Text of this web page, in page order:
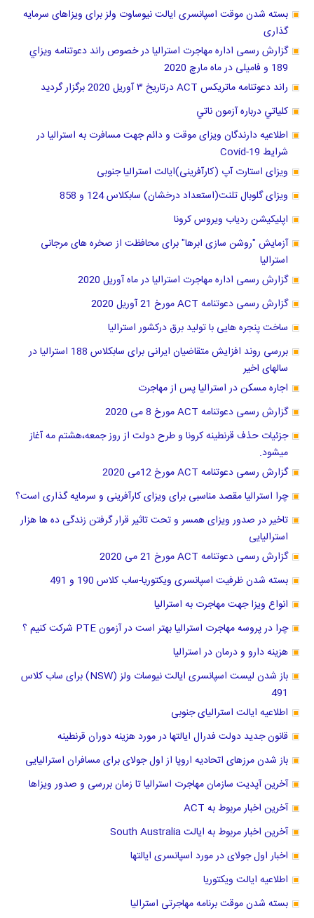
بسته شدن موقت اسپانسری ایالت نیوساوت ولز برای ویزاهای سرمایه
گذاری
گزارش رسمی اداره مهاجرت استرالیا در خصوص راند دعوتنامه ويزاي
189 و فامیلی در ماه مارچ 2020
راند دعوتنامه ماتریکس ACT درتاریخ ٣ آوریل 2020 برگزار گرديد
كلياتي درباره آزمون ناتي
اطلاعیه دارندگان ویزای موقت و دائم جهت مسافرت به استرالیا در
شرایط Covid-19
ویزای استارت آپ (کارآفرینی)ایالت استرالیا جنوبی
ویزای گلوبال تلنت(استعداد درخشان) سابکلاس 124 و 858
اپلیکیشن ردیاب ویروس کرونا
آزمایش "روشن سازی ابرها" برای محافظت از صخره های مرجانی
استرالیا
گزارش رسمی اداره مهاجرت استرالیا در ماه آوریل 2020
گزارش رسمی دعوتنامه ACT مورخ 21 آوریل 2020
ساخت پنجره هایی با تولید برق درکشور استرالیا
بررسی روند افزایش متقاضیان ایرانی برای سابکلاس 188 استرالیا در
سالهای اخیر
اجاره مسکن در استرالیا پس از مهاجرت
گزارش رسمی دعوتنامه ACT مورخ 8 می 2020
جزئیات حذف قرنطینه کرونا و طرح دولت از روز جمعه،هشتم مه آغاز
میشود.
گزارش رسمی دعوتنامه ACT مورخ 12می 2020
چرا استرالیا مقصد مناسبی برای ویزای کارآفرینی و سرمایه گذاری است؟
تاخیر در صدور ویزای همسر و تحت تاثیر قرار گرفتن زندگی ده ها هزار
استرالیایی
گزارش رسمی دعوتنامه ACT مورخ 21 می 2020
بسته شدن ظرفیت اسپانسری ویکتوریا-ساب کلاس 190 و 491
انواع ویزا جهت مهاجرت به استرالیا
چرا در پروسه مهاجرت استرالیا بهتر است در آزمون PTE شرکت کنیم ؟
هزینه دارو و درمان در استرالیا
باز شدن لیست اسپانسری ایالت نیوسات ولز (NSW) برای ساب کلاس
491
اطلاعیه ایالت استرالیای جنوبی
قانون جدید دولت فدرال ایالتها در مورد هزینه دوران قرنطینه
باز شدن مرزهای اتحادیه اروپا از اول جولای برای مسافران استرالیایی
آخرین آپدیت سازمان مهاجرت استرالیا تا زمان بررسی و صدور ویزاها
آخرین اخبار مربوط به ACT
آخرین اخبار مربوط به ایالت South Australia
اخبار اول جولای در مورد اسپانسری ایالتها
اطلاعیه ایالت ویکتوریا
بسته شدن موقت برنامه مهاجرتی استرالیا